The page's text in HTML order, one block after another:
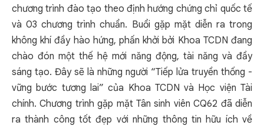
chương trình đào tạo theo định hướng chứng chỉ quốc tế
và 03 chương trình chuẩn. Buổi gặp mặt diễn ra trong
không khí đầy hào hứng, phấn khởi bởi Khoa TCDN đang
chào đón một thế hệ mới năng động, tài năng và đầy
sáng tạo. Đây sẽ là những người “Tiếp lửa truyền thống -
vững bước tương lai” của Khoa TCDN và Học viện Tài
chính. Chương trình gặp mặt Tân sinh viên CQ62 đã diễn
ra thành công tốt đẹp với những thông tin hữu ích về